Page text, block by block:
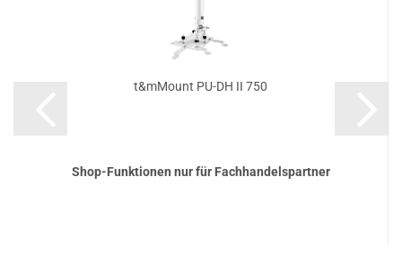
t&mMount PU-DH II 750
Shop-Funktionen nur für Fachhandelspartner